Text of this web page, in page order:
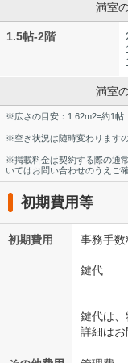
満室
1.5帖-2階
満室
※広さの目安：1.62m2=約1帖
※空き状況は随時変わります
※掲載料金は契約する際の通
いてはお問い合わせのうえご
初期費用等
初期費用 事務手
鍵代
屋
鍵代は、
詳細はお